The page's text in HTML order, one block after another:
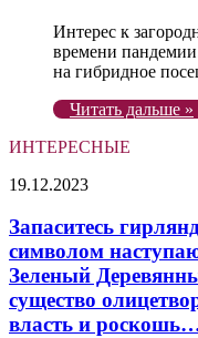
Интерес к
времени
на гибридное
Читать дальше »
ИНТЕРЕСНЫЕ
Запаситесь
и цветамиГлавным
наступающего
2024
года
станет
19.12.2023
Запаситесь
символом
Зеленый
существо
власть и